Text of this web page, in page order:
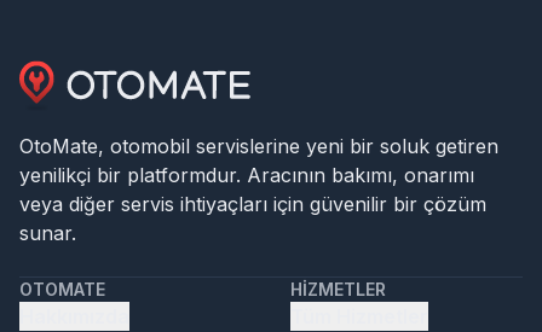
OtoMate, otomobil servislerine yeni bir soluk getiren
yenilikçi bir platformdur. Aracının bakımı, onarımı
veya diğer servis ihtiyaçları için güvenilir bir çözüm
sunar.
OTOMATE HIZMETLER